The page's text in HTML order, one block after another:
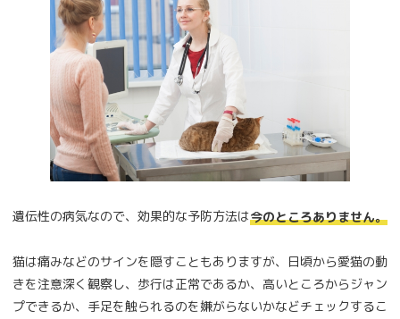
遺伝性の病気なので、効果的な予防方法は今のところありません。
猫は痛みなどのサインを隠すこともありますが、日頃から愛猫の動
きを注意深く観察し、歩行は正常であるか、高いところからジャン
プできるか、手足を触られるのを嫌がらないかなどチェックするこ